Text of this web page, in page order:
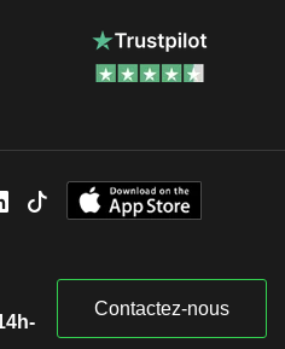
Contactez-nous